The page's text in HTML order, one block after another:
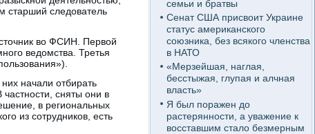
старший следователь
во ФСИН. Первой
ведомства. Третья
начали отбирать
сняты они в
в региональных
из сотрудников, есть
семьи и братвы
Сенат США присвоит Украине
статус американского
союзника, без всякого членства
в НАТО
«Мерзейшая, наглая,
бесстыжая, глупая и алчная
власть»
Я был поражен до
растерянности, а уважение к
восставшим стало безмерным